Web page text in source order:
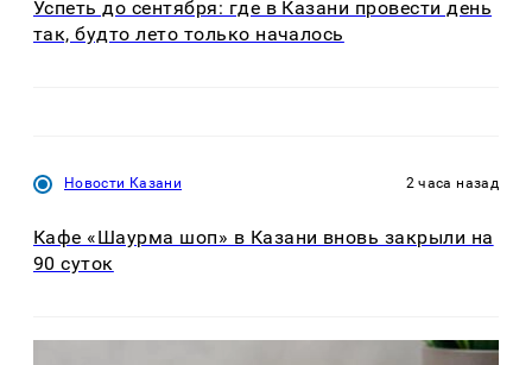
Успеть до сентября: где в Казани провести день
так, будто лето только началось
Новости Казани 2 часа назад
Кафе «Шаурма шоп» в Казани вновь закрыли на
90 суток